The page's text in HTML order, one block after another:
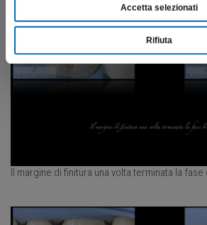
Accetta selezionati
Rifiuta
Il margine di finitura una volta terminata la